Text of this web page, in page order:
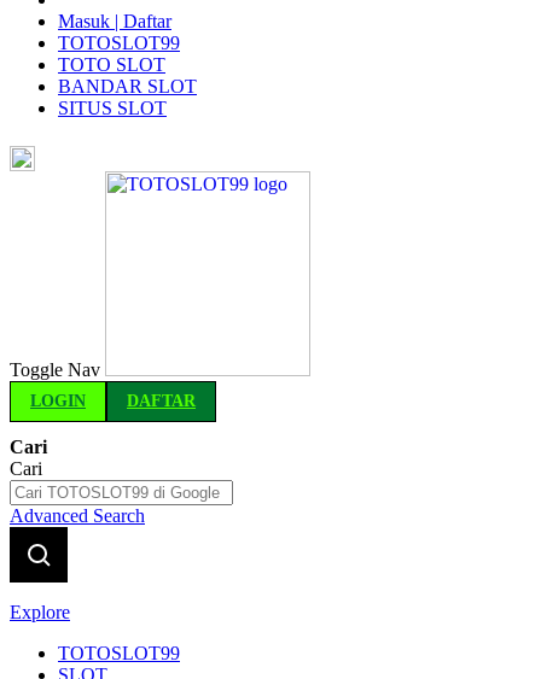
Masuk | Daftar
TOTOSLOT99
TOTO SLOT
BANDAR SLOT
SITUS SLOT
Toggle Nav
LOGIN DAFTAR
Cari
Cari
Advanced Search
Explore
TOTOSLOT99
SLOT